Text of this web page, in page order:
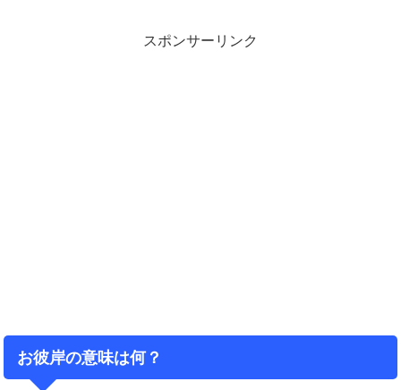
スポンサーリンク
お彼岸の意味は何？